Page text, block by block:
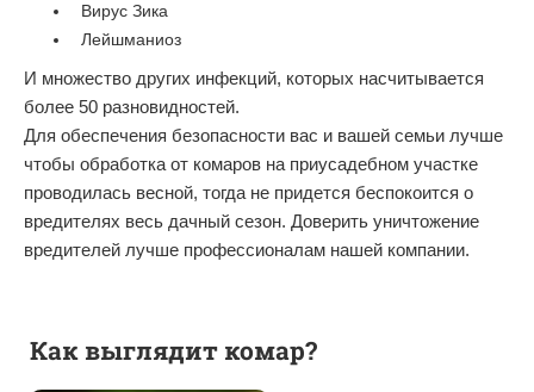
Вирус Зика
Лейшманиоз
И множество других инфекций, которых насчитывается
более 50 разновидностей.
Для обеспечения безопасности вас и вашей семьи лучше
чтобы обработка от комаров на приусадебном участке
проводилась весной, тогда не придется беспокоится о
вредителях весь дачный сезон. Доверить уничтожение
вредителей лучше профессионалам нашей компании.
Как выглядит комар?